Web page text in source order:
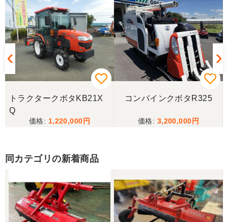
この度はお世話になりました。また、機会があれば
よろしくお願いします。
三重県／ユウスケ
購入から引き取りまでスムーズでした。ありがとう
ございました。
当方の要望に対して、素早く対応していただき感謝
スタッフの鈴木さんが親切で機械に詳しく 丁寧にご
対応頂きました。 ありがとう！ 少し距離はあります
が、今後も農機具を買う際はのうき屋さんを利用し
ようと思います。
トラクタークボタKB21X
Q
1,220,000
コンバインクボタR325
3,200,000
同カテゴリの新着商品